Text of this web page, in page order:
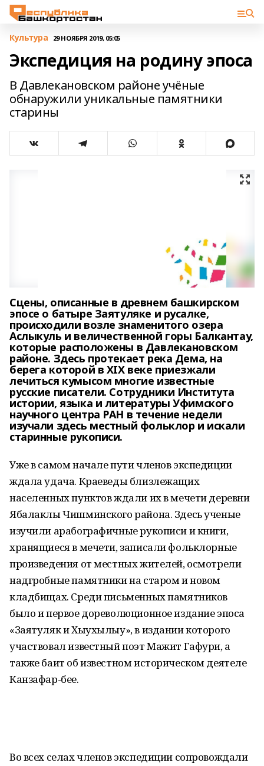
Культура 29 НОЯБРЯ 2019, 05:05
Экспедиция на родину эпоса
В Давлекановском районе учёные
обнаружили уникальные памятники
старины
Сцены, описанные в древнем башкирском
эпосе о батыре Заятуляке и русалке,
происходили возле знаменитого озера
Аслыкуль и величественной горы Балкантау,
которые расположены в Давлекановском
районе. Здесь протекает река Дема, на
берега которой в XIX веке приезжали
лечиться кумысом многие известные
русские писатели. Сотрудники Института
истории, языка и литературы Уфимского
научного центра РАН в течение недели
изучали здесь местный фольклор и искали
старинные рукописи.
Уже в самом начале пути членов экспедиции
ждала удача. Краеведы близлежащих
населенных пунктов ждали их в мечети деревни
Ябалаклы Чишминского района. Здесь ученые
изучили арабографичные рукописи и книги,
хранящиеся в мечети, записали фольклорные
произведения от местных жителей, осмотрели
надгробные памятники на старом и новом
кладбищах. Среди письменных памятников
было и первое дореволюционное издание эпоса
«Заятуляк и Хыухылыу», в издании которого
участвовал известный поэт Мажит Гафури, а
также баит об известном историческом деятеле
Канзафар-бее.
Во всех селах членов экспедиции сопровождали